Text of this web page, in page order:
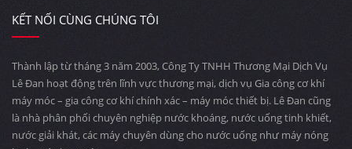
KẾT NỐI CÙNG CHÚNG TÔI
Thành lập từ tháng 3 năm 2003, Công Ty TNHH Thương Mại Dịch Vụ
Lê Đan hoạt động trên lĩnh vực thương mại, dịch vụ Gia công cơ khí
máy móc – gia công cơ khí chính xác – máy móc thiết bị. Lê Đan cũng
là nhà phân phối chuyên nghiệp nước khoáng, nước uống tinh khiết,
nước giải khát, các máy chuyên dùng cho nước uống như máy nóng